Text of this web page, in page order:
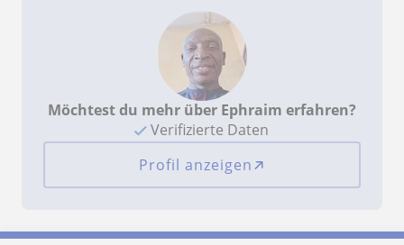
Möchtest du mehr über Ephraim erfahren?
Verifizierte Daten
Profil anzeigen